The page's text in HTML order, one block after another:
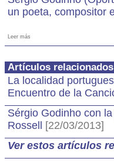
un poeta, compositor
Leer más
Artículos relacionados
La localidad
Encuentro de la
Sérgio Godinho con
Rossell [22/03/2013]
Ver estos artículos